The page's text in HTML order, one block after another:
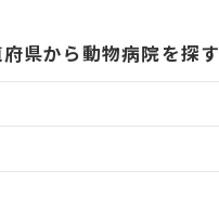
県から動物病院を探す